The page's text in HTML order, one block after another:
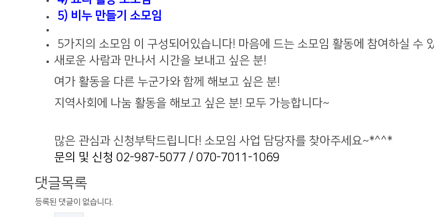
5) 비누 만들기 소모임
5가지의 소모임 이 구성되어있습니다! 마음에 드는 소모임 활동에 참여하실 수
새로운 사람과 만나서 시간을 보내고 싶은 분!
여가 활동을 다른 누군가와 함께 해보고 싶은 분!
지역사회에 나눔 활동을 해보고 싶은 분! 모두 가능합니다~
많은 관심과 신청부탁드립니다! 소모임 사업 담당자를 찾아주세요~*^^*
문의 및 신청 02-987-5077 / 070-7011-1069
댓글목록
등록된 댓글이 없습니다.